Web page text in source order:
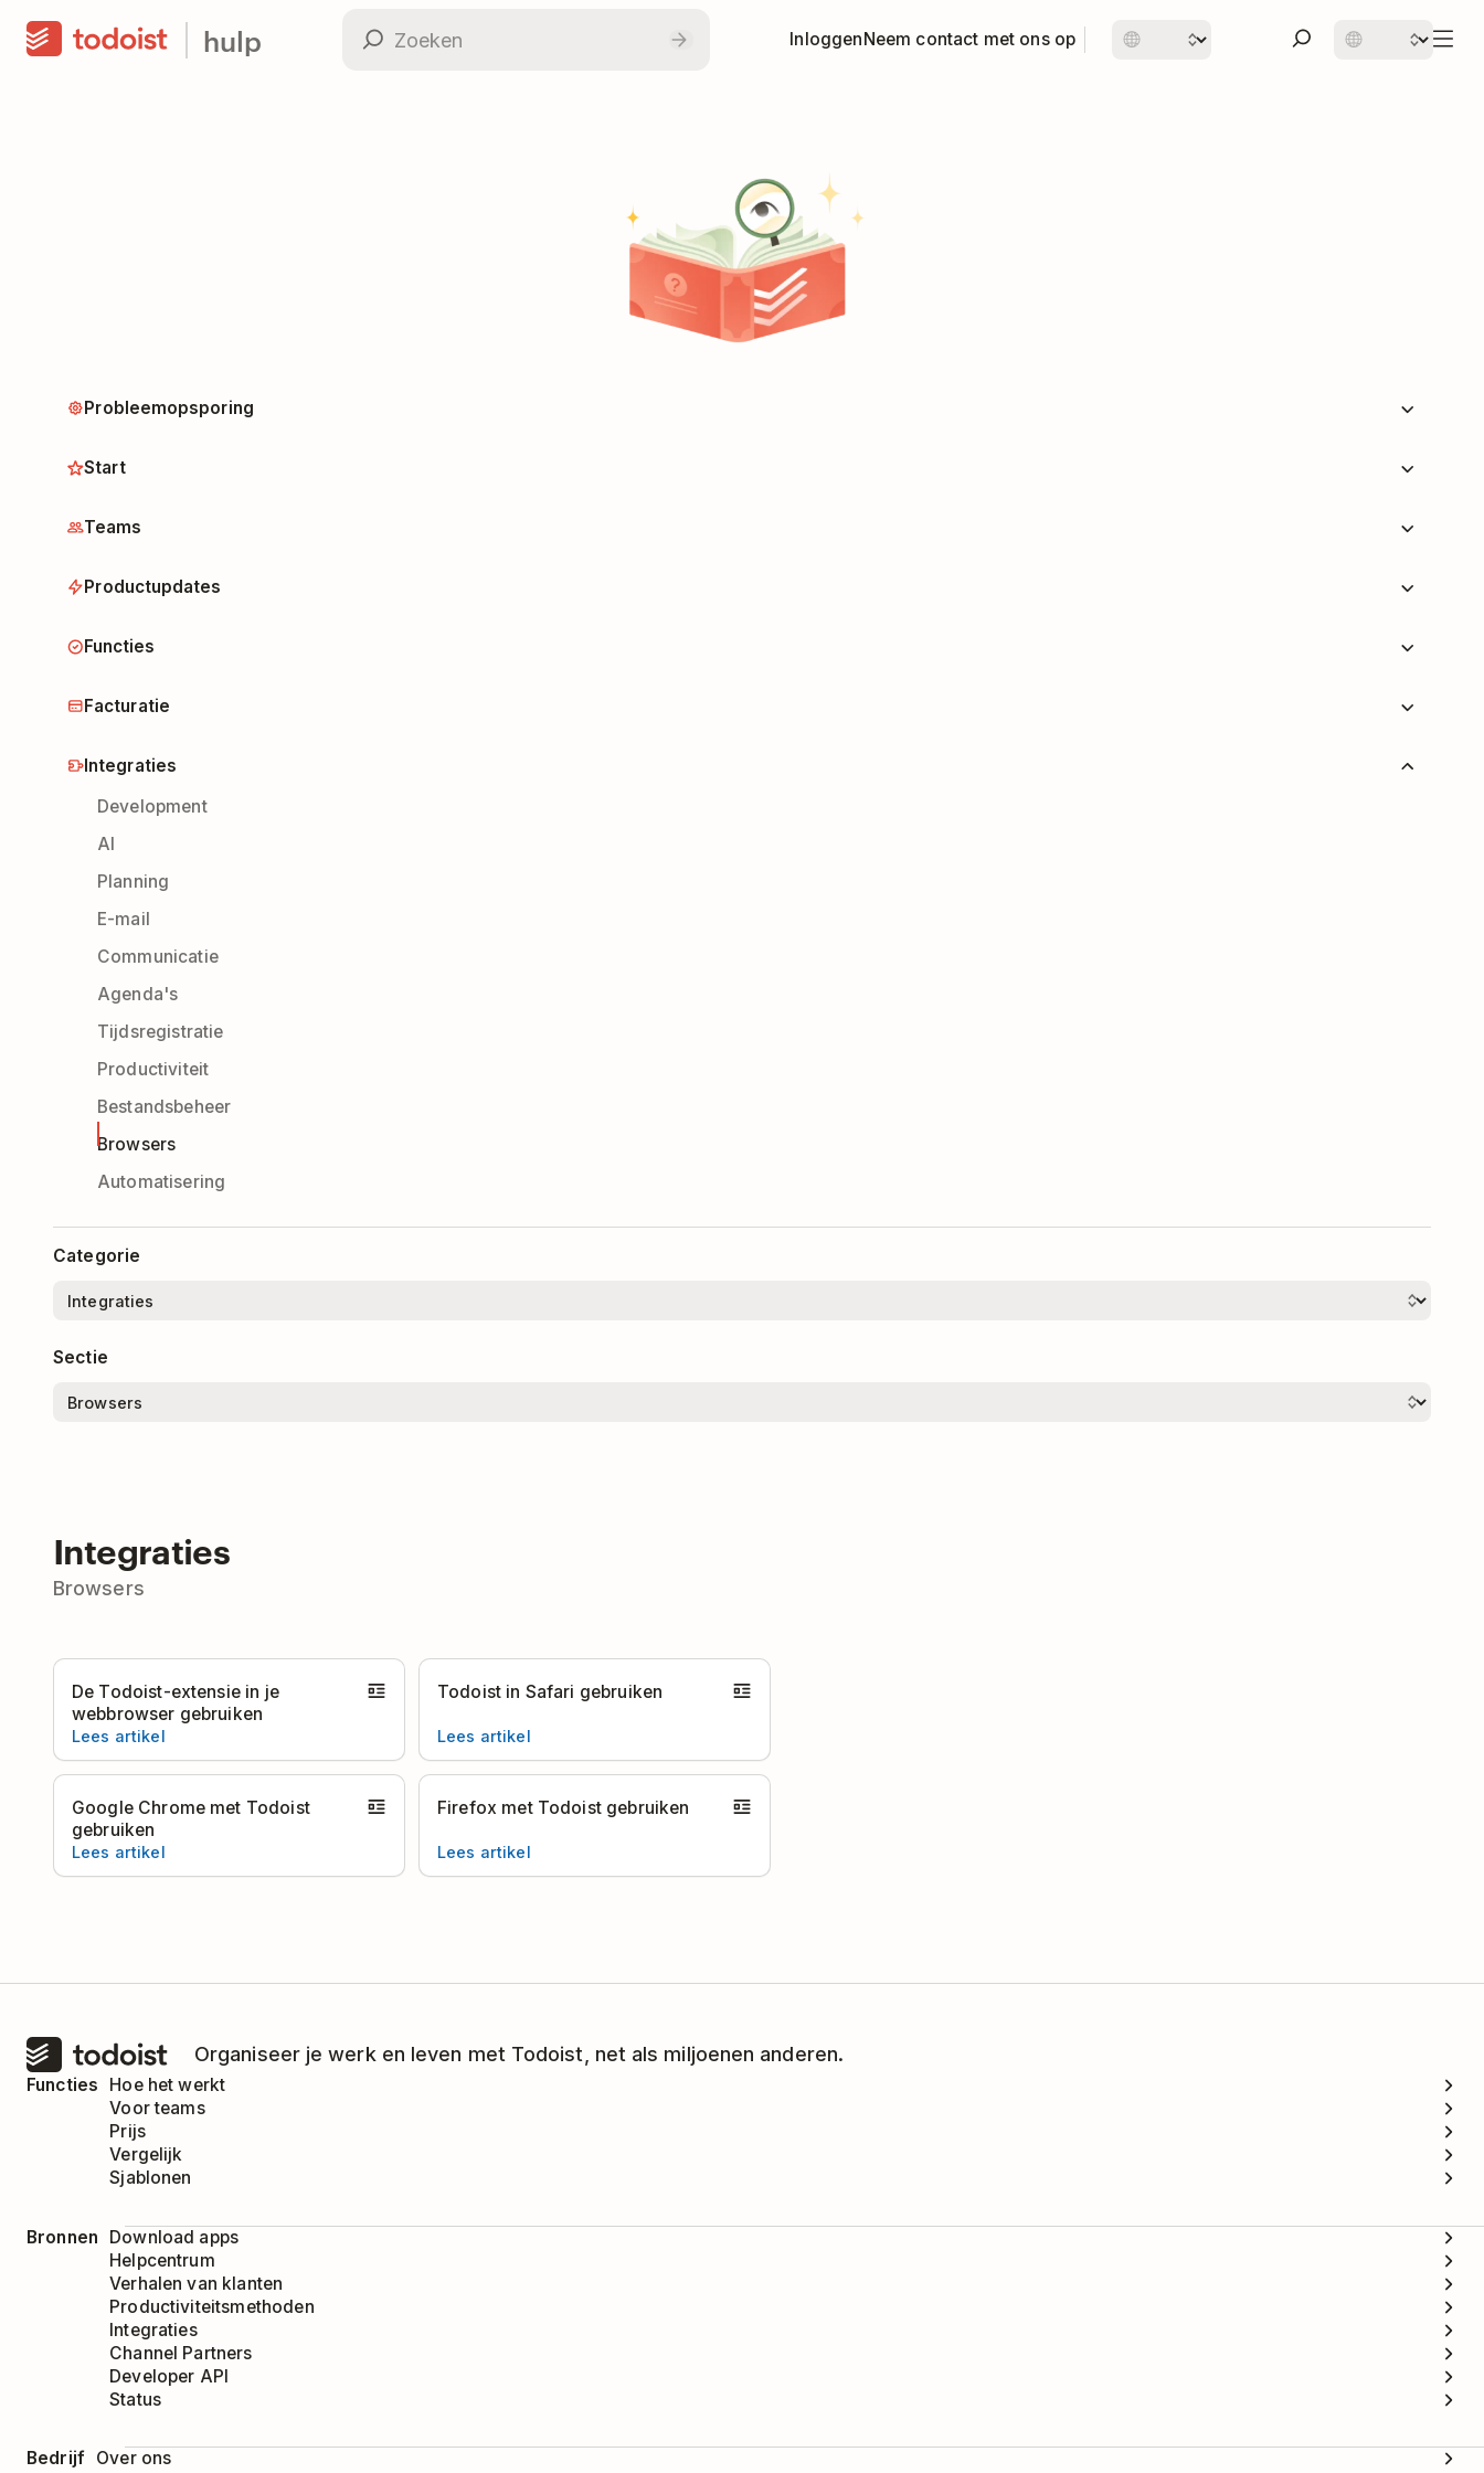
hulp InloggenNeem contact met ons op
Probleemopsporing
Start
Teams
Productupdates
Functies
Facturatie
Integraties
Development
AI
Planning
E-mail
Communicatie
Agenda's
Tijdsregistratie
Productiviteit
Bestandsbeheer
Browsers
Automatisering
Categorie
Sectie
Integraties
Browsers
De Todoist-extensie in je
webbrowser gebruiken
Lees artikel
Todoist in Safari gebruiken
Lees artikel
Google Chrome met Todoist
gebruiken
Lees artikel
Firefox met Todoist gebruiken
Lees artikel
Organiseer je werk en leven met Todoist, net als miljoenen anderen.
Functies
Hoe het werkt
Voor teams
Prijs
Vergelijk
Sjablonen
Bronnen
Download apps
Helpcentrum
Verhalen van klanten
Productiviteitsmethoden
Integraties
Channel Partners
Developer API
Status
Bedrijf Over ons